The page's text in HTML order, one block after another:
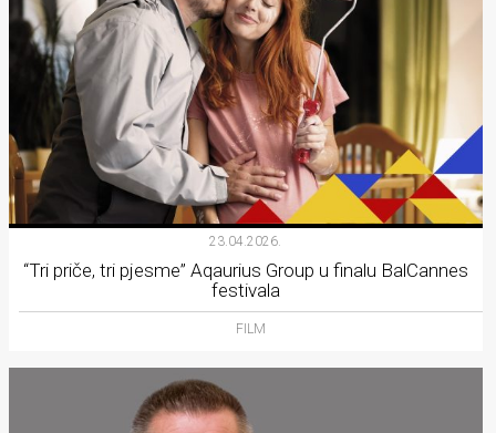
23.04.2026.
“Tri priče, tri pjesme” Aqaurius Group u finalu BalCannes
festivala
FILM